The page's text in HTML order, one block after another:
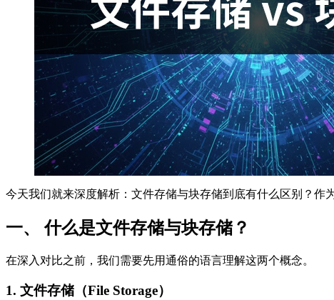
今天我们就来深度解析：文件存储与块存储到底有什么区别？作
一、 什么是文件存储与块存储？
在深入对比之前，我们需要先用通俗的语言理解这两个概念。
1. 文件存储（File Storage）